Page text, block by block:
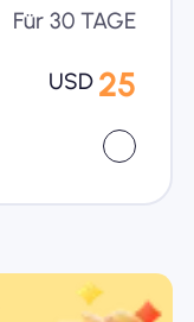
Für 30 TAGE
USD 25